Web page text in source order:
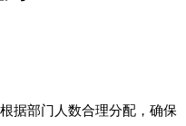
据部门人数合理分配，确保